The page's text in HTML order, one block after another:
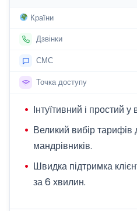
Країни
Дзвінки
СМС
Точка доступу
Інтуїтивний і простий
Великий вибір тарифів
мандрівників.
Швидка підтримка
за 6 хвилин.